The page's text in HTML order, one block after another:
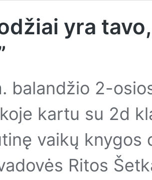
yra
balandžio 2-
kartu su 2d
vaikų knygos
Ritos